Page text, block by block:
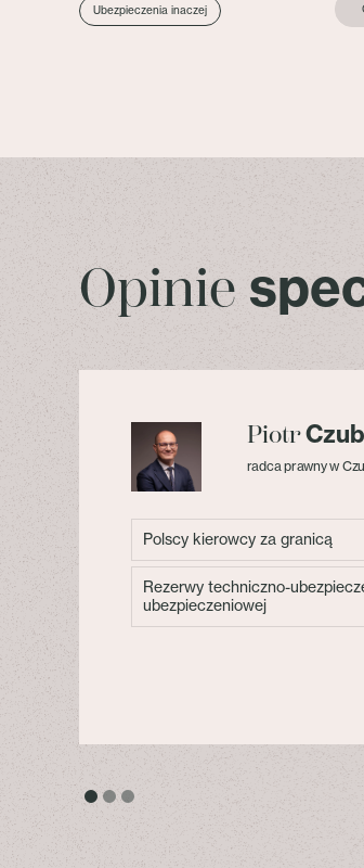
Ubezpieczenia inaczej
Opinie
Piotr
radca prawny w
Polscy kierowcy za granicą
Rezerwy techniczno-
ubezpieczeniowej